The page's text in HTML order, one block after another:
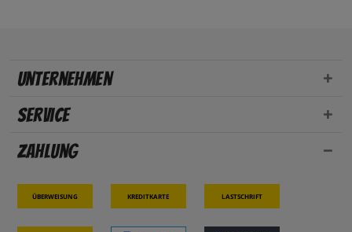
Unternehmen
Service
Zahlung
Überweisung Kreditkarte Lastschrift